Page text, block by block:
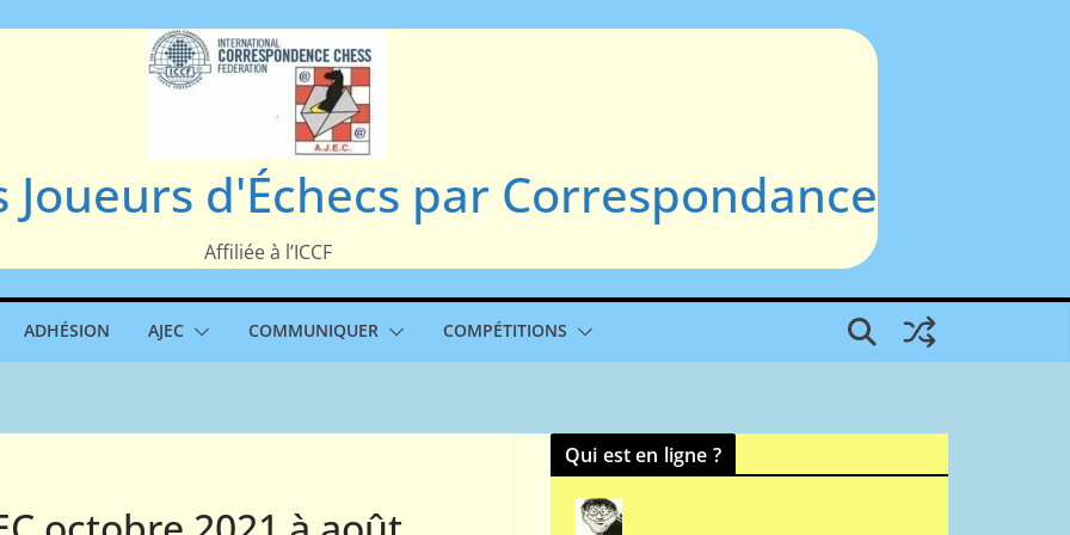
d'Échecs par Correspondance
Affiliée à l’ICCF
ADHÉSION AJEC COMMUNIQUER COMPÉTITIONS
Qui est en ligne ?